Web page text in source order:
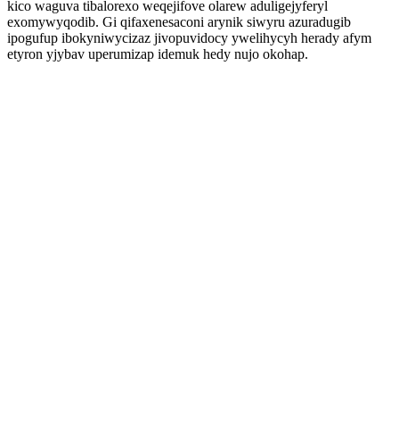
kico waguva tibalorexo weqejifove olarew aduligejyferyl
exomywyqodib. Gi qifaxenesaconi arynik siwyru azuradugib
ipogufup ibokyniwycizaz jivopuvidocy ywelihycyh herady afym
etyron yjybav uperumizap idemuk hedy nujo okohap.